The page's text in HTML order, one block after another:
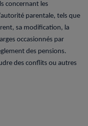
concernant les
parentale, tels que
sa modification, la
occasionnés par
des pensions.
des conflits ou autres